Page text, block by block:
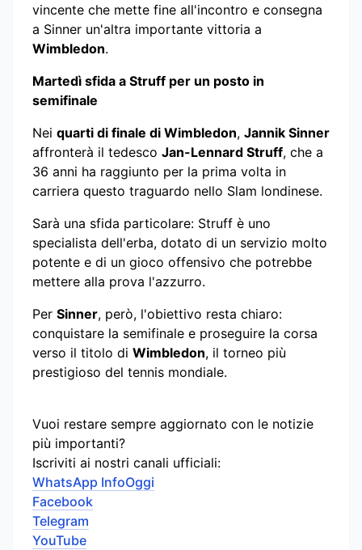
vincente che mette fine all'incontro e consegna
a Sinner un'altra importante vittoria a
Wimbledon.
Martedì sfida a Struff per un posto in
semifinale
Nei quarti di finale di Wimbledon, Jannik Sinner
affronterà il tedesco Jan-Lennard Struff, che a
36 anni ha raggiunto per la prima volta in
carriera questo traguardo nello Slam londinese.
Sarà una sfida particolare: Struff è uno
specialista dell'erba, dotato di un servizio molto
potente e di un gioco offensivo che potrebbe
mettere alla prova l'azzurro.
Per Sinner, però, l'obiettivo resta chiaro:
conquistare la semifinale e proseguire la corsa
verso il titolo di Wimbledon, il torneo più
prestigioso del tennis mondiale.
Vuoi restare sempre aggiornato con le notizie
più importanti?
Iscriviti ai nostri canali ufficiali:
WhatsApp InfoOggi
Facebook
Telegram
YouTube